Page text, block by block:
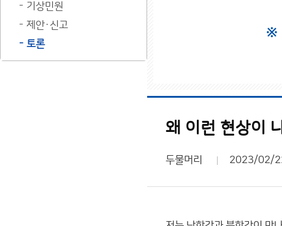
기상민원
제안·신고
토론
※
왜 이런 현상이
두물머리 2023/02/